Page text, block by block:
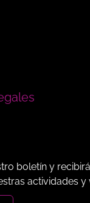
boletín y
actividades y